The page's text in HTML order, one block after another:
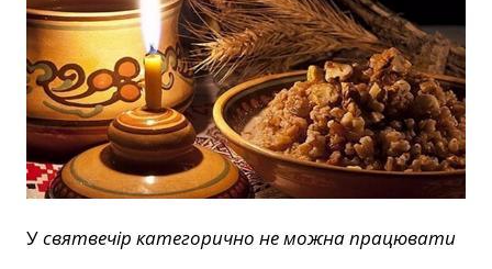
Усвятвечір категорично не можна працювати